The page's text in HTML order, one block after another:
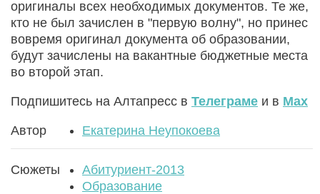
оригиналы всех необходимых документов. Те же,
кто не был зачислен в "первую волну", но принес
вовремя оригинал документа об образовании,
будут зачислены на вакантные бюджетные места
во второй этап.
Подпишитесь на Алтапресс в Телеграме и в Max
Автор Екатерина Неупокоева
Сюжеты
Абитуриент-2013
Образование